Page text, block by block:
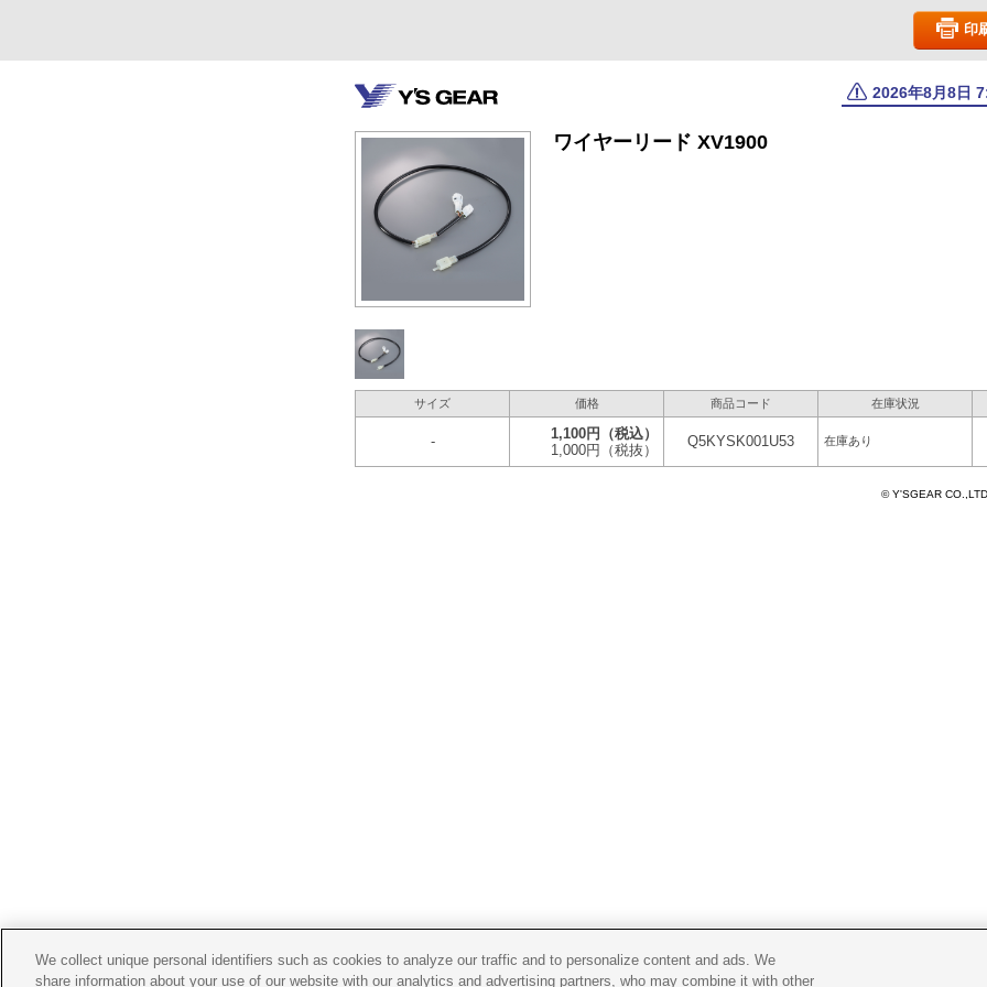
印
2026年8月8日
ワイヤーリード XV1900
サイズ 価格 商品コード 在庫状況
- 1,100円
（税込）
1,000円
（税抜）
Q5KYSK001U53 在庫あり
© Y'SGEAR
We collect unique personal identifiers such as cookies to analyze our traffic and to personalize content and ads. We
share information about your use of our website with our analytics and advertising partners, who may combine it with other